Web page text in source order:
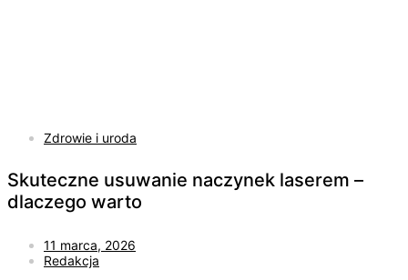
Zdrowie i uroda
Skuteczne usuwanie naczynek laserem –
dlaczego warto
11 marca, 2026
Redakcja